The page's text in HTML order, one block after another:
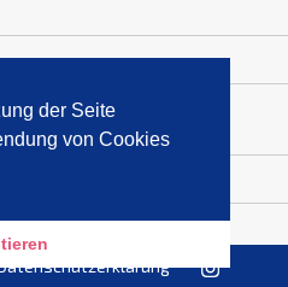
der Seite
von Cookies
Nummer 1 in Deutschland,
die Österreicher und
sie reich werden.